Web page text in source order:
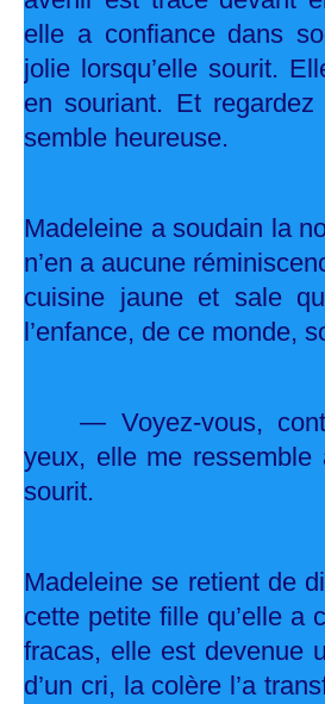
elle a confiance dans
jolie lorsqu’elle sourit.
en souriant. Et
semble heureuse.
Madeleine a soudain la
n’en a aucune
cuisine jaune et sale
l’enfance, de ce monde,
— Voyez-vous,
yeux, elle me
sourit.
Madeleine se retient de
cette petite fille qu’elle a
fracas, elle est devenue
d’un cri, la colère l’a